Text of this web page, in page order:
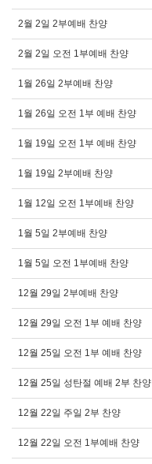
2월 2일 2부예배 찬양
2월 2일 오전 1부예배 찬양
1월 26일 2부예배 찬양
1월 26일 오전 1부 예배 찬양
1월 19일 오전 1부 예배 찬양
1월 19일 2부예배 찬양
1월 12일 오전 1부예배 찬양
1월 5일 2부예배 찬양
1월 5일 오전 1부예배 찬양
12월 29일 2부예배 찬양
12월 29일 오전 1부 예배 찬양
12월 25일 오전 1부 예배 찬양
12월 25일 성탄절 예배 2부 찬양
12월 22일 주일 2부 찬양
12월 22일 오전 1부예배 찬양